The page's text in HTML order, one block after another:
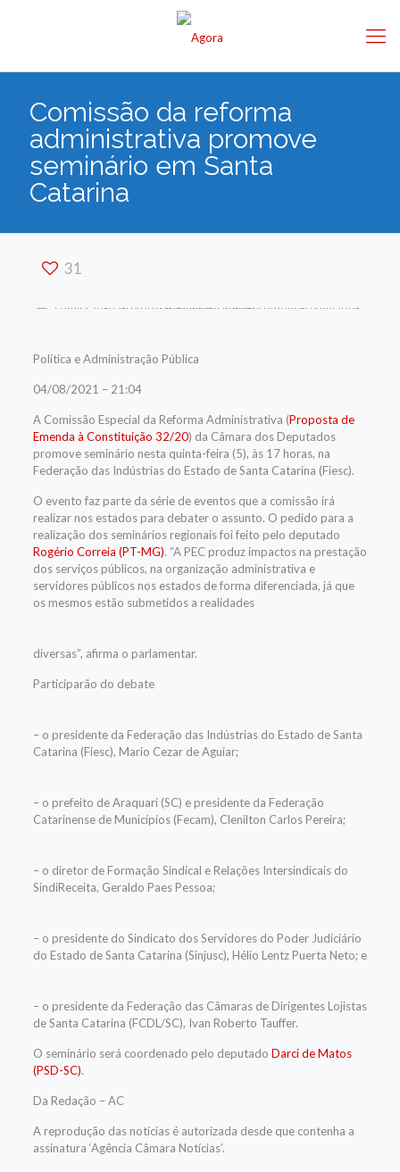
Comissão da reforma
administrativa promove
seminário em Santa
Catarina
31
Política e Administração Pública
04/08/2021 – 21:04
A Comissão Especial da Reforma Administrativa (Proposta de
Emenda à Constituição 32/20) da Câmara dos Deputados
promove seminário nesta quinta-feira (5), às 17 horas, na
Federação das Indústrias do Estado de Santa Catarina (Fiesc).
O evento faz parte da série de eventos que a comissão irá
realizar nos estados para debater o assunto. O pedido para a
realização dos seminários regionais foi feito pelo deputado
Rogério Correia (PT-MG). “A PEC produz impactos na prestação
dos serviços públicos, na organização administrativa e
servidores públicos nos estados de forma diferenciada, já que
os mesmos estão submetidos a realidades
diversas”, afirma o parlamentar.
Participarão do debate
– o presidente da Federação das Indústrias do Estado de Santa
Catarina (Fiesc), Mario Cezar de Aguiar;
– o prefeito de Araquari (SC) e presidente da Federação
Catarinense de Municípios (Fecam), Clenilton Carlos Pereira;
– o diretor de Formação Sindical e Relações Intersindicais do
SindiReceita, Geraldo Paes Pessoa;
– o presidente do Sindicato dos Servidores do Poder Judiciário
do Estado de Santa Catarina (Sinjusc), Hélio Lentz Puerta Neto; e
– o presidente da Federação das Câmaras de Dirigentes Lojistas
de Santa Catarina (FCDL/SC), Ivan Roberto Tauffer.
O seminário será coordenado pelo deputado Darci de Matos
(PSD-SC).
Da Redação – AC
A reprodução das notícias é autorizada desde que contenha a
assinatura ‘Agência Câmara Notícias’.